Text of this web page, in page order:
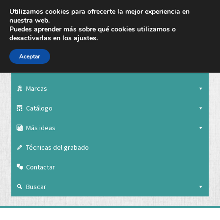
Marcas
Catálogo
Más ideas
Técnicas del grabado
Contactar
Buscar
Nuestra empresa
Utilizamos cookies para ofrecerte la mejor experiencia en
nuestra web.
Puedes aprender más sobre qué cookies utilizamos o
desactivarlas en los ajustes.
Aceptar